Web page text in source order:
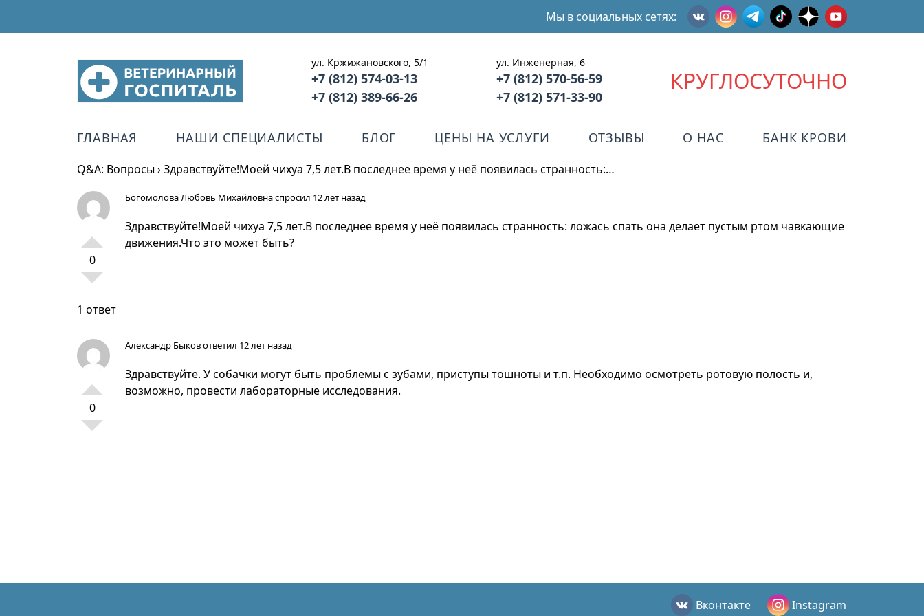
Мы в социальных сетях:
ул. Кржижановского, 5/1
+7 (812) 574-03-13
+7 (812) 389-66-26
ул. Инженерная, 6
+7 (812) 570-56-59
+7 (812) 571-33-90
КРУГЛОСУТОЧНО
ГЛАВНАЯ НАШИ СПЕЦИАЛИСТЫ БЛОГ ЦЕНЫ НА УСЛУГИ ОТЗЫВЫ О НАС БАНК КРОВИ
Q&A: Вопросы›Здравствуйте!Моей чихуа 7,5 лет.В последнее время у неё появилась странность:…
0
Богомолова Любовь Михайловнаспросил 12 лет назад
Здравствуйте!Моей чихуа 7,5 лет.В последнее время у неё появилась странность: ложась спать она делает пустым ртом чавкающие
движения.Что это может быть?
1 ответ
0
Александр Быковответил 12 лет назад
Здравствуйте. У собачки могут быть проблемы с зубами, приступы тошноты и т.п. Необходимо осмотреть ротовую полость и,
возможно, провести лабораторные исследования.
Вконтакте Instagram